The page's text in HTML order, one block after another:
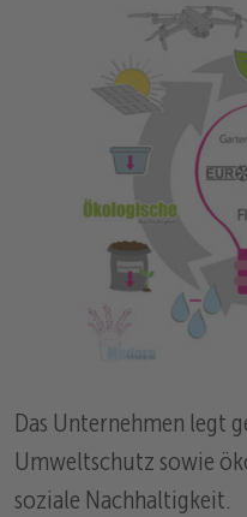
Das Unternehmen legt
Umweltschutz sowie
soziale Nachhaltigkeit.